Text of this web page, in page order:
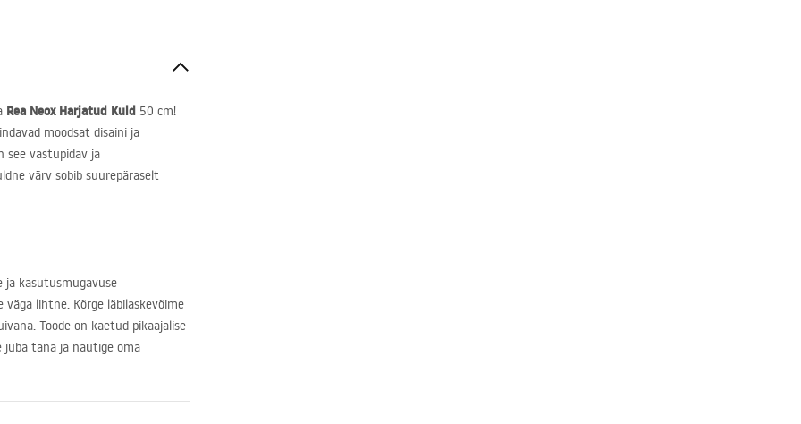
Rea Neox Harjatud Kuld 50 cm!
moodsat disaini ja
see vastupidav ja
värv sobib suurepäraselt
kasutusmugavuse
lihtne. Kõrge läbilaskevõime
Toode on kaetud pikaajalise
juba täna ja nautige oma